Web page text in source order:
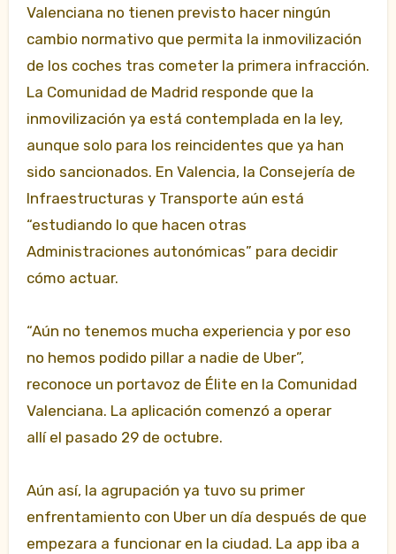
Valenciana no tienen previsto hacer ningún
cambio normativo que permita la inmovilización
de los coches tras cometer la primera infracción.
La Comunidad de Madrid responde que la
inmovilización ya está contemplada en la ley,
aunque solo para los reincidentes que ya han
sido sancionados. En Valencia, la Consejería de
Infraestructuras y Transporte aún está
“estudiando lo que hacen otras
Administraciones autonómicas” para decidir
cómo actuar.
“Aún no tenemos mucha experiencia y por eso
no hemos podido pillar a nadie de Uber”,
reconoce un portavoz de Élite en la Comunidad
Valenciana. La aplicación comenzó a operar
allí el pasado 29 de octubre.
Aún así, la agrupación ya tuvo su primer
enfrentamiento con Uber un día después de que
empezara a funcionar en la ciudad. La app iba a